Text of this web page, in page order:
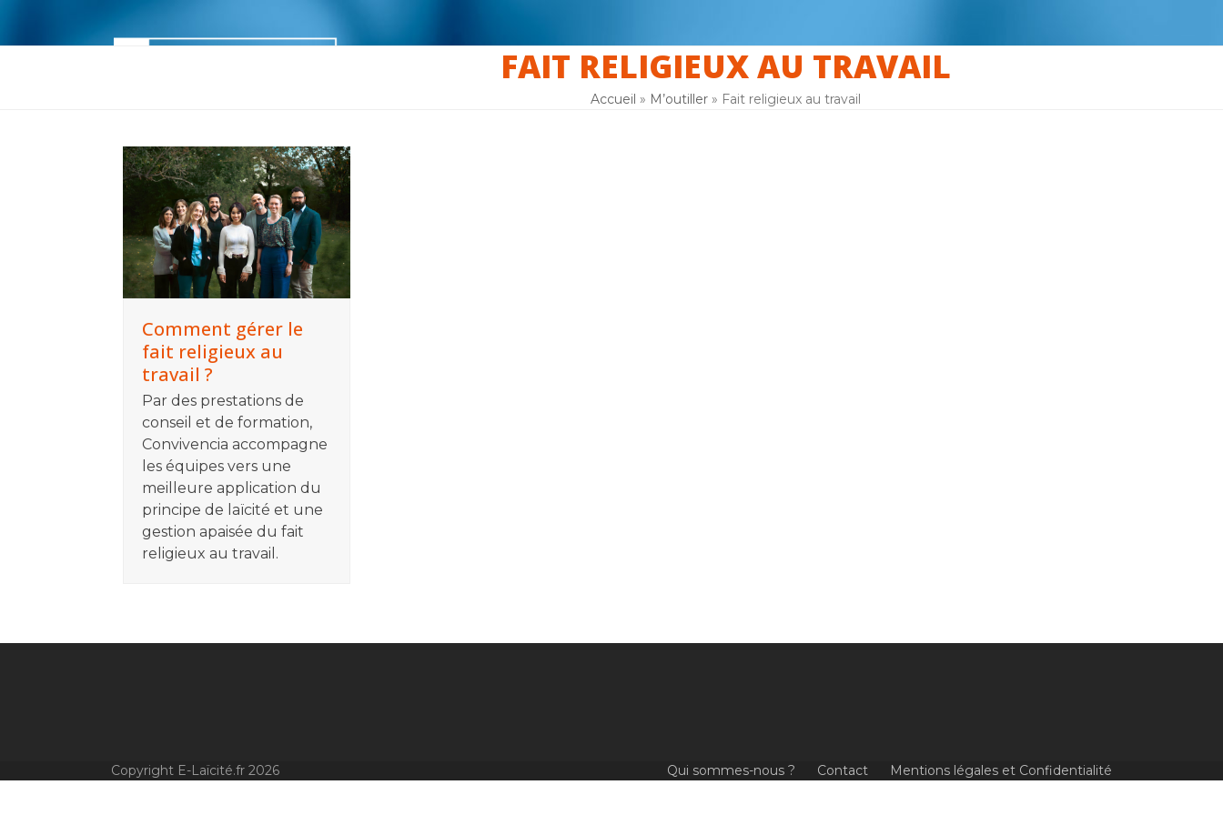
La laïcité F.A.Q Inscription
FAIT RELIGIEUX AU TRAVAIL
Accueil » M’outiller» Fait religieux au travail
Comment gérer le
fait religieux au
travail ?
Par des prestations de
conseil et de formation,
Convivencia accompagne
les équipes vers une
meilleure application du
principe de laïcité et une
gestion apaisée du fait
religieux au travail.
Copyright E-Laïcité.fr 2026 Qui sommes-nous ? Contact Mentions légales et Confidentialité